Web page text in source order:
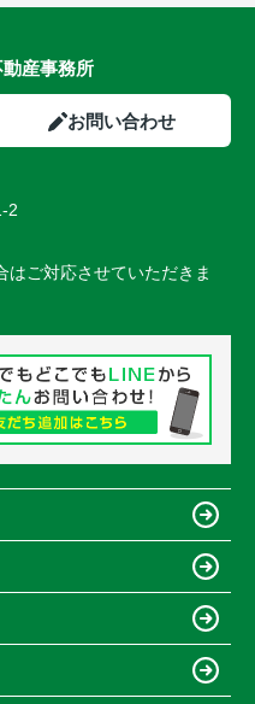
産事務所
お問い合わせ
2
はご対応させていただきま